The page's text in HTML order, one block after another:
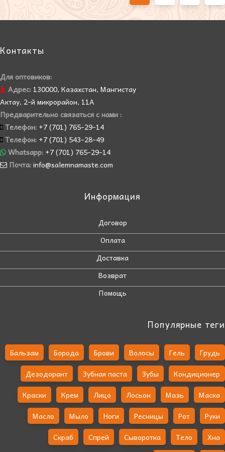
Контакты
Для оптовиков:
Адрес: 130000, Казахстан, Мангистау
Актау, 2-й микрорайон, 11А
Предварительно связаться с нами :
Телефон: +7 (701) 765-29-14
Телефон: +7 (701) 543-28-49
Whatsapp: +7 (701) 765-29-14
Почта:info@salemnamaste.com
Информация
Договор
Оплата
Доставка
Возврат
Помощь
Популярные теги
Бальзам Борода Брови Волосы Гель
Грудь
Дезодорант
Зубная паста Зубы
Кондиционер
Краски
Крем Лицо Лосьон Мазь
Маска
Масло
Мыло Ноги Ресницы Рот
Руки
Скраб
Спрей Сыворотка Тело Хна